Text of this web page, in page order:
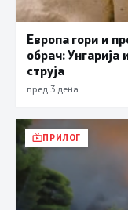
Европа гори и
обрач: Унгарија
струја
пред 3 дена
ПРИЛОГ